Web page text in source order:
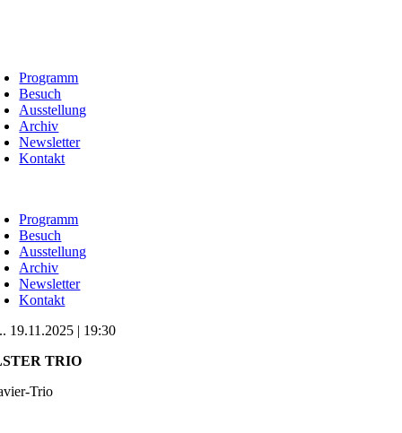
Programm
Besuch
Ausstellung
Archiv
Newsletter
Kontakt
Programm
Besuch
Ausstellung
Archiv
Newsletter
Kontakt
19.11.2025 | 19:30
TRIO
Trio